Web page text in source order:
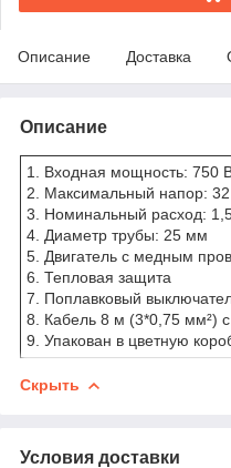
Описание Доставка
Описание
1. Входная мощность: 750
2. Максимальный напор:
3. Номинальный расход:
4. Диаметр трубы: 25 мм
5. Двигатель с медным
6. Тепловая защита
7. Поплавковый
8. Кабель 8 м (3*0,75 мм²) с
9. Упакован в цветную
Скрыть
Условия доставки